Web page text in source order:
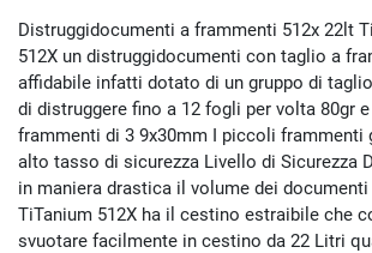
Distruggidocumenti a frammenti 512x 22lt
512X un distruggidocumenti con taglio a
affidabile infatti dotato di un gruppo di
di distruggere fino a 12 fogli per volta 80gr
frammenti di 3 9x30mm I piccoli frammenti
alto tasso di sicurezza Livello di Sicurezza
in maniera drastica il volume dei documenti
TiTanium 512X ha il cestino estraibile che
svuotare facilmente in cestino da 22 Litri